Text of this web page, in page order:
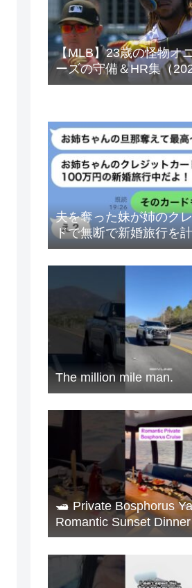
【MLB】23歳の怪物オ
ーズの守備＆HR集（
夫を奪った妹が姉のク
ドで無断で新婚旅行を
な妹に「カードは解約
伝えた時の反応が…ｗ
The million mile man.
🛥️ Private Bosphorus
Romantic Sunset
🇹🇷✨